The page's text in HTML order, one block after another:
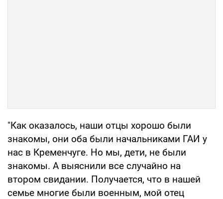
"Как оказалось, наши отцы хорошо были
знакомы, они оба были начальниками ГАИ у
нас в Кременчуге. Но мы, дети, не были
знакомы. А выяснили все случайно на
втором свидании. Получается, что в нашей
семье многие были военным, мой отец